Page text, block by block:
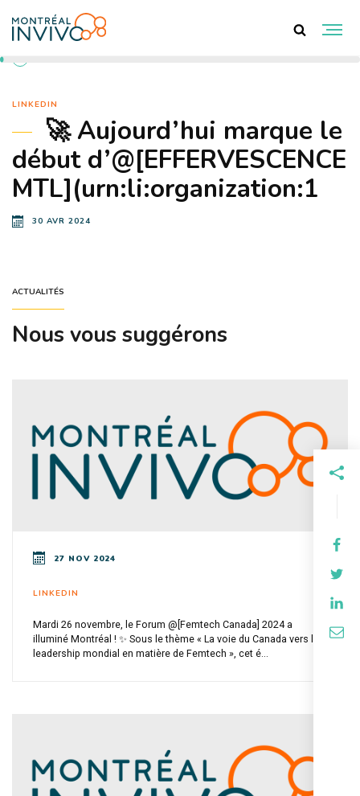
LINKEDIN
🚀 Aujourd’hui marque le
début d’@[EFFERVESCENCE
MTL](urn:li:organization:1
30 AVR 2024
ACTUALITÉS
Nous vous suggérons
27 NOV 2024
LINKEDIN
Mardi 26 novembre, le Forum @[Femtech Canada] 2024 a
illuminé Montréal ! ✨ Sous le thème « La voie du Canada vers le
leadership mondial en matière de Femtech », cet é...